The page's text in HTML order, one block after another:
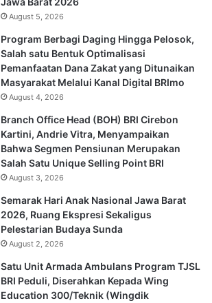
August 5, 2026
Program Berbagi Daging Hingga Pelosok,
Salah satu Bentuk Optimalisasi
Pemanfaatan Dana Zakat yang Ditunaikan
Masyarakat Melalui Kanal Digital BRImo
August 4, 2026
Branch Office Head (BOH) BRI Cirebon
Kartini, Andrie Vitra, Menyampaikan
Bahwa Segmen Pensiunan Merupakan
Salah Satu Unique Selling Point BRI
August 3, 2026
Semarak Hari Anak Nasional Jawa Barat
2026, Ruang Ekspresi Sekaligus
Pelestarian Budaya Sunda
August 2, 2026
Satu Unit Armada Ambulans Program TJSL
BRI Peduli, Diserahkan Kepada Wing
Education 300/Teknik (Wingdik